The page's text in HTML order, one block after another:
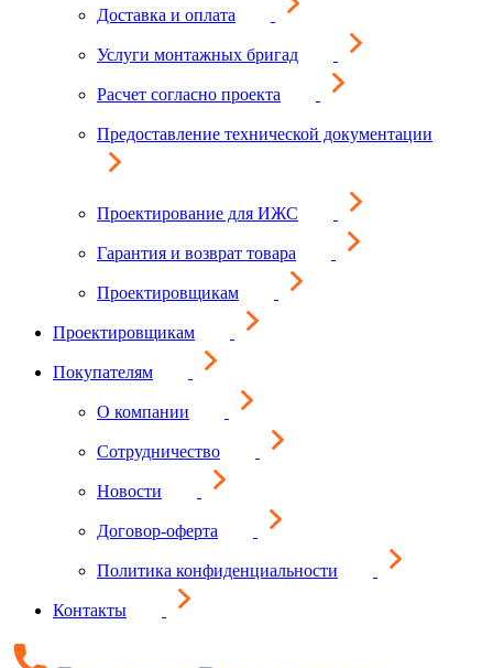
Доставка и оплата
Услуги монтажных бригад
Расчет согласно проекта
Предоставление технической документации
Проектирование для ИЖС
Гарантия и возврат товара
Проектировщикам
Проектировщикам
Покупателям
О компании
Сотрудничество
Новости
Договор-оферта
Политика конфиденциальности
Контакты